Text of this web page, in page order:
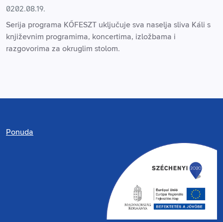
0202.08.19.
Serija programa KŐFESZT uključuje sva naselja sliva Káli s
književnim programima, koncertima, izložbama i
razgovorima za okruglim stolom.
Ponuda